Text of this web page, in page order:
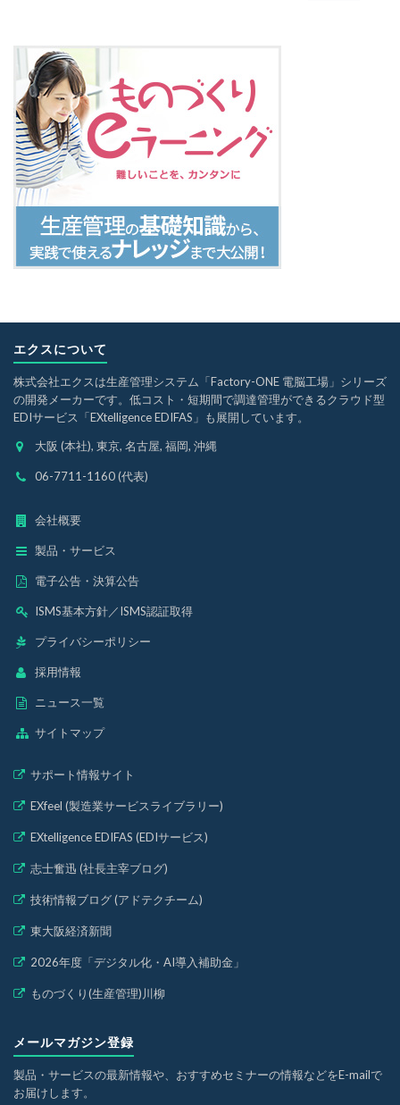
エクスについて
株式会社エクスは生産管理システム「Factory-ONE 電脳工場」シリーズ
の開発メーカーです。低コスト・短期間で調達管理ができるクラウド型
EDIサービス「EXtelligence EDIFAS」も展開しています。
大阪 (本社), 東京, 名古屋, 福岡, 沖縄
06-7711-1160 (代表)
会社概要
製品・サービス
電子公告・決算公告
ISMS基本方針／ISMS認証取得
プライバシーポリシー
採用情報
ニュース一覧
サイトマップ
サポート情報サイト
EXfeel (製造業サービスライブラリー)
EXtelligence EDIFAS (EDIサービス)
志士奮迅 (社長主宰ブログ)
技術情報ブログ (アドテクチーム)
東大阪経済新聞
2026年度「デジタル化・AI導入補助金」
ものづくり(生産管理)川柳
メールマガジン登録
製品・サービスの最新情報や、おすすめセミナーの情報などをE-mailで
お届けします。